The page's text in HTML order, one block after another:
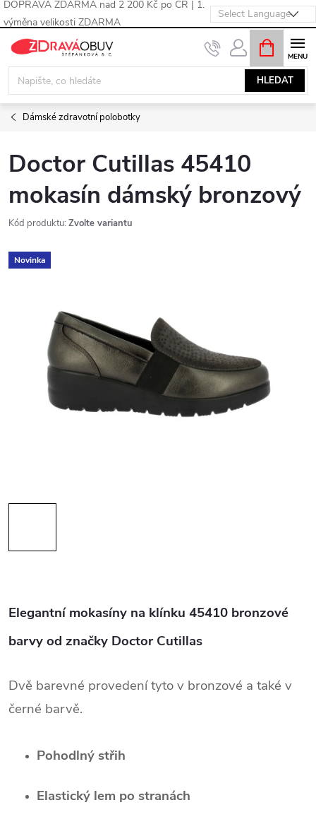
DOPRAVA ZDARMA nad 2 200 Kč po ČR | 1.
výměna velikosti ZDARMA
Přejít
obsah
HLEDAT
NÁKUPNÍ
KOŠÍK
Dámské zdravotní polobotky
Doctor Cutillas 45410
mokasín dámský bronzový
Kód produktu: Zvolte variantu
Novinka
Elegantní mokasíny na klínku 45410 bronzové
barvy od značky Doctor Cutillas
Dvě barevné provedení tyto v bronzové a také v
černé barvě.
Pohodlný střih
Elastický lem po stranách